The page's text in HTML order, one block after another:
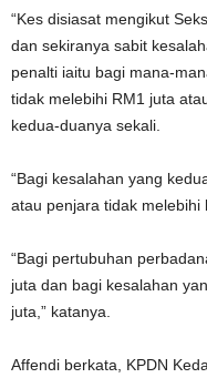
“Kes disiasat mengikut
dan sekiranya sabit
penalti iaitu bagi mana-
tidak melebihi RM1 juta
kedua-duanya sekali.
“Bagi kesalahan yang
atau penjara tidak melebihi
“Bagi pertubuhan
juta dan bagi kesalahan
juta,” katanya.
Affendi berkata, KPDN